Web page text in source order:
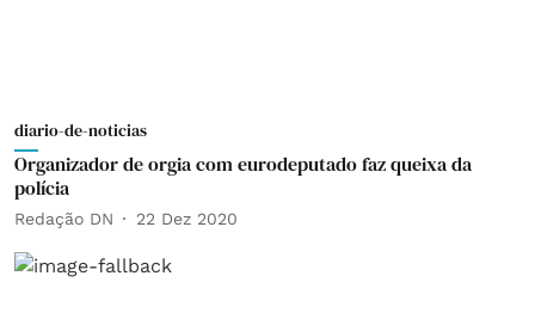
diario-de-noticias
Organizador de orgia com eurodeputado faz queixa da
polícia
Redação DN 22 Dez 2020